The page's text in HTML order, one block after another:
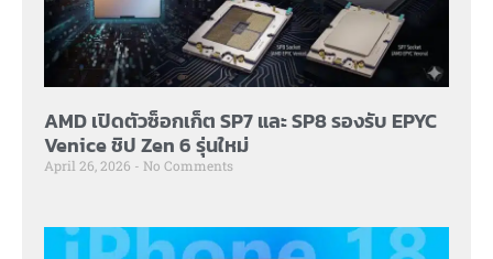
AMD เปิดตัวซ็อกเก็ต SP7 และ SP8 รองรับ EPYC
Venice ชิป Zen 6 รุ่นใหม่
April 26, 2026 No Comments